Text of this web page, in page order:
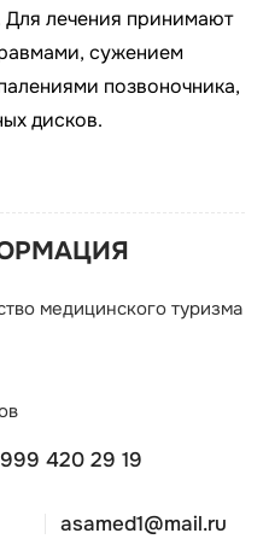
Для лечения принимают
сужением
позвоночника,
дисков.
медицинского туризма
420 29 19
asamed1@mail.ru